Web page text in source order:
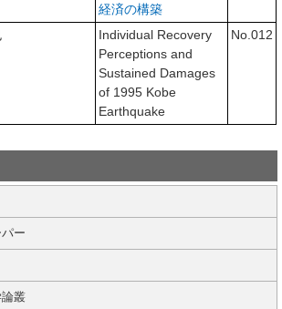
経済の構築
Individual Recovery
Perceptions and
Sustained Damages
of 1995 Kobe
Earthquake
No.012
ー
叢